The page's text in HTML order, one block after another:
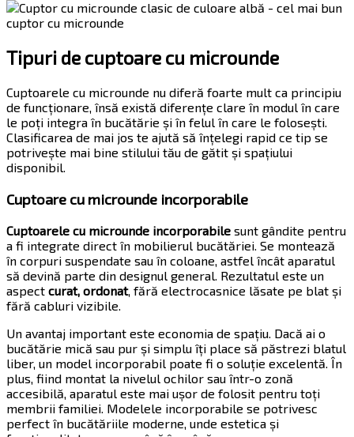
Tipuri de cuptoare cu microunde
Cuptoarele cu microunde nu diferă foarte mult ca principiu
de funcționare, însă există diferențe clare în modul în care
le poți integra în bucătărie și în felul în care le folosești.
Clasificarea de mai jos te ajută să înțelegi rapid ce tip se
potrivește mai bine stilului tău de gătit și spațiului
disponibil.
Cuptoare cu microunde incorporabile
Cuptoarele cu microunde incorporabile sunt gândite pentru
a fi integrate direct în mobilierul bucătăriei. Se montează
în corpuri suspendate sau în coloane, astfel încât aparatul
să devină parte din designul general. Rezultatul este un
aspect curat, ordonat, fără electrocasnice lăsate pe blat și
fără cabluri vizibile.
Un avantaj important este economia de spațiu. Dacă ai o
bucătărie mică sau pur și simplu îți place să păstrezi blatul
liber, un model incorporabil poate fi o soluție excelentă. În
plus, fiind montat la nivelul ochilor sau într-o zonă
accesibilă, aparatul este mai ușor de folosit pentru toți
membrii familiei. Modelele incorporabile se potrivesc
perfect în bucătăriile moderne, unde estetica și